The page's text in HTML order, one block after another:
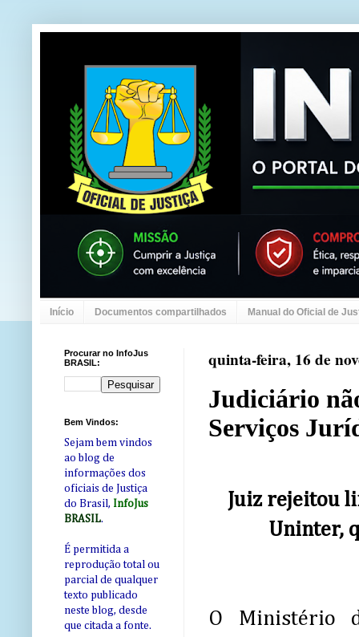
Início Documentos compartilhados Manual do Oficial de
quinta-feira, 16 de
Judiciário
Serviços
Juiz rejeitou
Uninter,
O Ministério
Procurar no InfoJus
BRASIL:
Bem Vindos:
Sejam bem vindos
ao blog de
informações dos
oficiais de Justiça
do Brasil, InfoJus
BRASIL.
É permitida a
reprodução total ou
parcial de qualquer
texto publicado
neste blog, desde
que citada a fonte.